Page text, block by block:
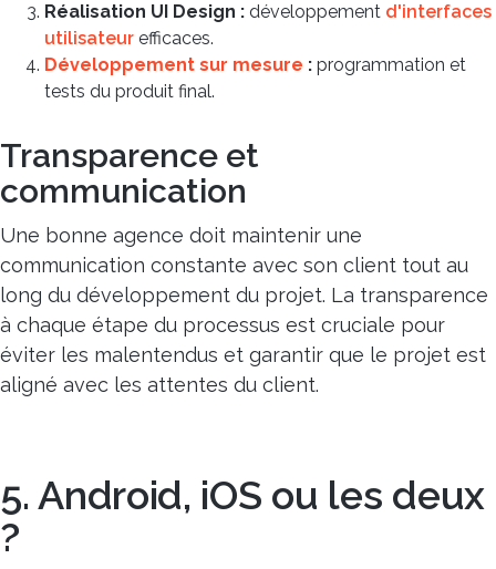
Réalisation UI Design : développement d'interfaces
utilisateur efficaces.
Développement sur mesure : programmation et
tests du produit final.
Transparence et
communication
Une bonne agence doit maintenir une
communication constante avec son client tout au
long du développement du projet. La transparence
à chaque étape du processus est cruciale pour
éviter les malentendus et garantir que le projet est
aligné avec les attentes du client.
5. Android, iOS ou les deux
?